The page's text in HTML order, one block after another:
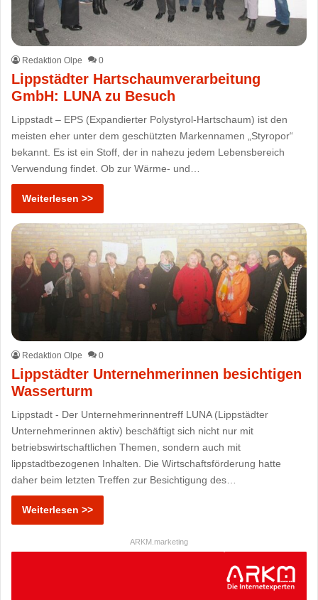
Redaktion Olpe 0
Lippstädter Hartschaumverarbeitung
GmbH: LUNA zu Besuch
Lippstadt – EPS (Expandierter Polystyrol-Hartschaum) ist den
meisten eher unter dem geschützten Markennamen „Styropor“
bekannt. Es ist ein Stoff, der in nahezu jedem Lebensbereich
Verwendung findet. Ob zur Wärme- und…
Weiterlesen >>
Redaktion Olpe 0
Lippstädter Unternehmerinnen besichtigen
Wasserturm
Lippstadt - Der Unternehmerinnentreff LUNA (Lippstädter
Unternehmerinnen aktiv) beschäftigt sich nicht nur mit
betriebswirtschaftlichen Themen, sondern auch mit
lippstadtbezogenen Inhalten. Die Wirtschaftsförderung hatte
daher beim letzten Treffen zur Besichtigung des…
Weiterlesen >>
ARKM.marketing